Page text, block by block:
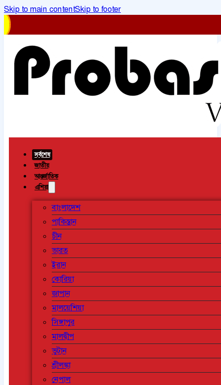
Skip to main contentSkip to footer
সর্বশেষ
জাতীয়
আন্তর্জাতিক
এশিয়া
বাংলাদেশ
পাকিস্তান
চীন
ভারত
ইরান
কোরিয়া
জাপান
মালয়েশিয়া
সিঙ্গাপুর
মালদ্বীপ
ভুটান
শ্রীলঙ্কা
নেপাল